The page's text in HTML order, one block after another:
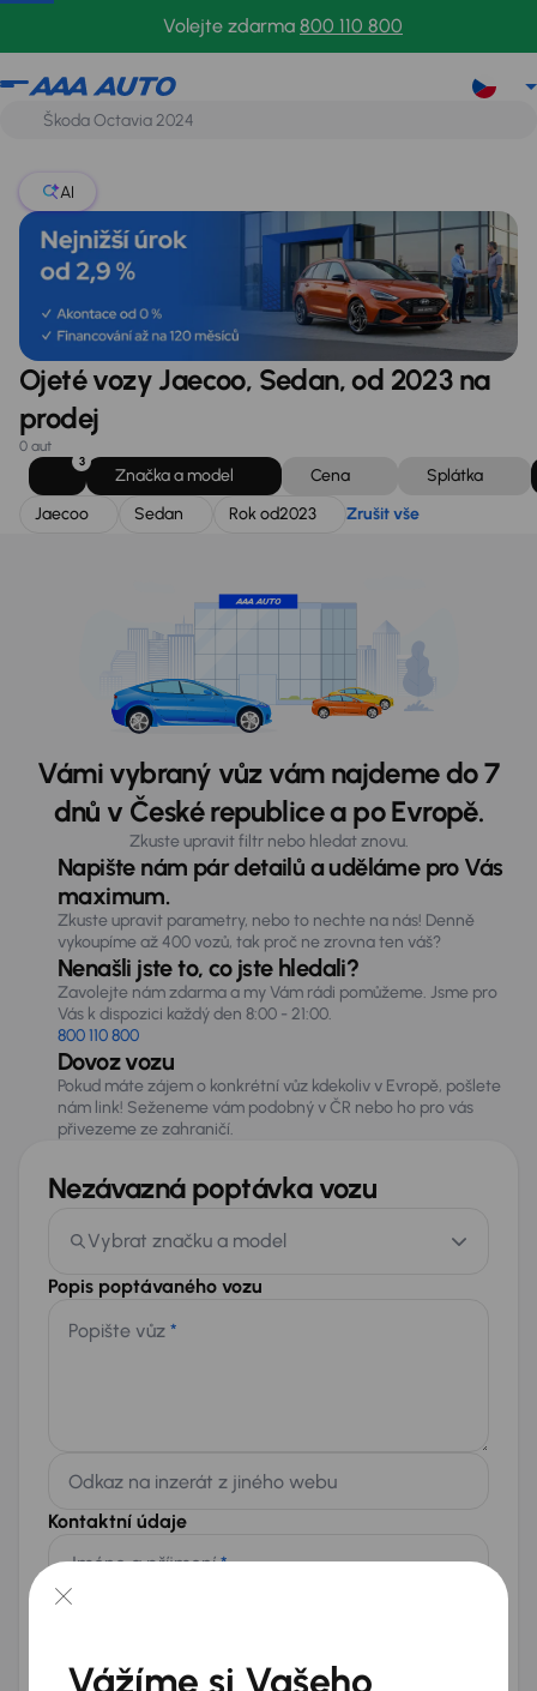
Volejte zdarma 800 110 800
Jaecoo
AI
Ojeté vozy Jaecoo, Sedan, od 2023 na
prodej
0 aut
3
Značka a model Cena
Splátka
Jaecoo
Sedan Rok od2023 Zrušit vše
Vámi vybraný vůz vám najdeme do 7
dnů v České republice a po Evropě.
Zkuste upravit filtr nebo hledat znovu.
Napište nám pár detailů a uděláme pro Vás
maximum.
Zkuste upravit parametry, nebo to nechte na nás! Denně
vykoupíme až 400 vozů, tak proč ne zrovna ten váš?
Nenašli jste to, co jste hledali?
Zavolejte nám zdarma a my Vám rádi pomůžeme. Jsme pro
Vás k dispozici každý den 8:00 - 21:00.
800 110 800
Dovoz vozu
Pokud máte zájem o konkrétní vůz kdekoliv v Evropě, pošlete
nám link! Seženeme vám podobný v ČR nebo ho pro vás
přivezeme ze zahraničí.
Nezávazná poptávka vozu
Vybrat značku a model
Popis poptávaného vozu
Popište vůz *
Odkaz na inzerát z jiného webu
Kontaktní údaje
Jméno a příjmení*
+420
E-mail*
Vážíme si Vašeho